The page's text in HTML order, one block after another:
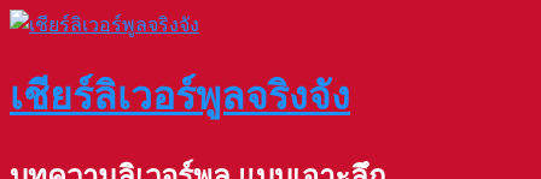
Skip
เชียร์ลิเวอร์พูลจริงจัง